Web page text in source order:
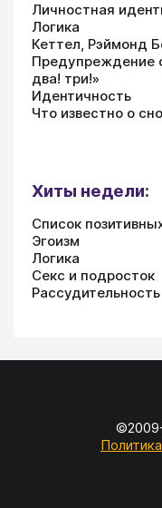
Личностная
Логика
Кеттел, Рэймонд
Предупреждение
два! три!»
Идентичность
Что известно о
Хиты недели:
Список
Эгоизм
Логика
Секс и подросток
Рассудительность